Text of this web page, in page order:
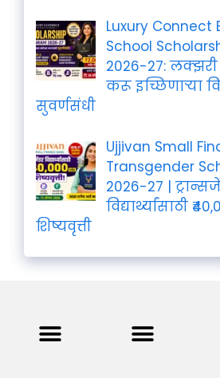
Luxury Connect
School
2026-27: लक्झरी
करू इच्छिणाऱ्या
सुवर्णसंधी
Ujjivan Small
Transgender
2026-27 |
विद्यार्थ्यांसाठी
शिष्यवृत्ती